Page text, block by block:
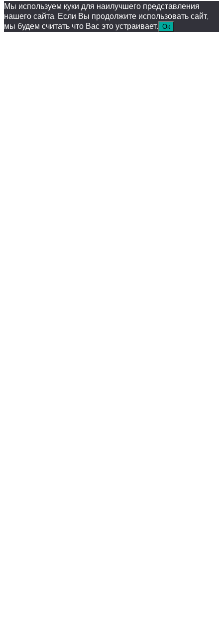
Мы используем куки для наилучшего представления
нашего сайта. Если Вы продолжите использовать сайт,
мы будем считать что Вас это устраивает.
Ок